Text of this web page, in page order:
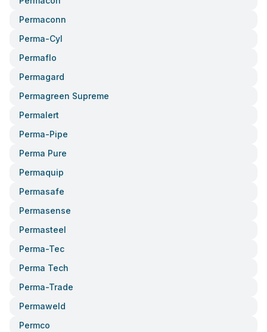
Permaconn
Perma-Cyl
Permaflo
Permagard
Permagreen Supreme
Permalert
Perma-Pipe
Perma Pure
Permaquip
Permasafe
Permasense
Permasteel
Perma-Tec
Perma Tech
Perma-Trade
Permaweld
Permco